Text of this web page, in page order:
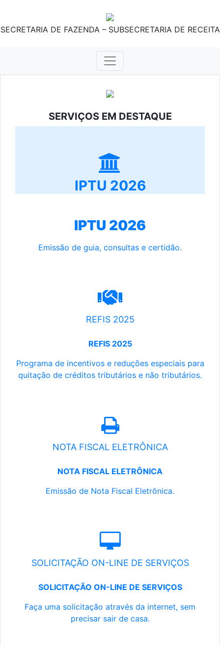
SECRETARIA DE FAZENDA – SUBSECRETARIA DE RECEITA
SERVIÇOS EM DESTAQUE
IPTU 2026
IPTU 2026
Emissão de guia, consultas e certidão.
REFIS 2025
REFIS 2025
Programa de incentivos e reduções especiais para
quitação de créditos tributários e não tributários.
NOTA FISCAL ELETRÔNICA
NOTA FISCAL ELETRÔNICA
Emissão de Nota Fiscal Eletrônica.
SOLICITAÇÃO ON-LINE DE SERVIÇOS
SOLICITAÇÃO ON-LINE DE SERVIÇOS
Faça uma solicitação através da internet, sem
precisar sair de casa.